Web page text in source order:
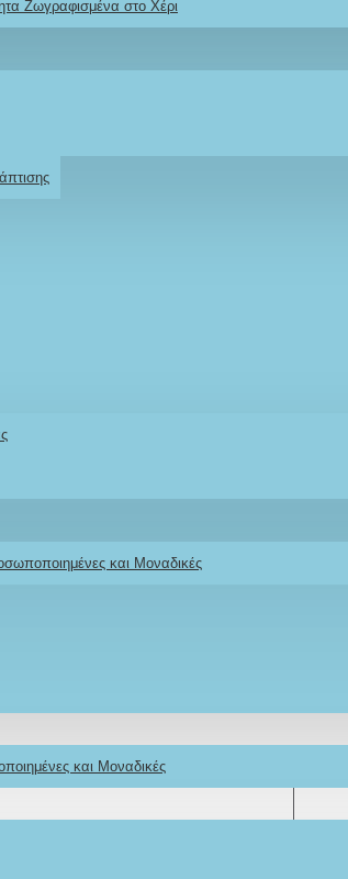
Ζωγραφισμένα στο Χέρι
και Μοναδικές
και Μοναδικές
Για το προϊόν
για